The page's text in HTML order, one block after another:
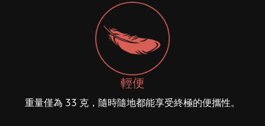
輕便
重量僅為 33 克，隨時隨地都能享受終極的便攜性。